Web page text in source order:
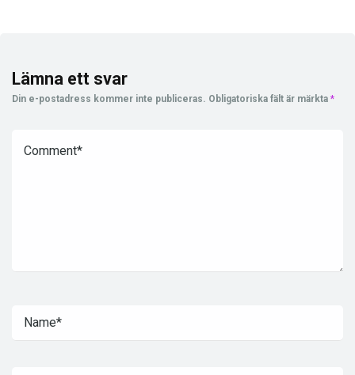
Lämna ett svar
Din e-postadress kommer inte publiceras. Obligatoriska fält är märkta *